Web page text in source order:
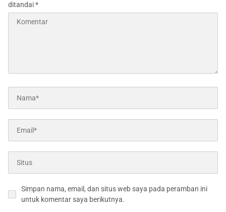
ditandai*
Simpan nama, email, dan situs web saya pada peramban ini
untuk komentar saya berikutnya.